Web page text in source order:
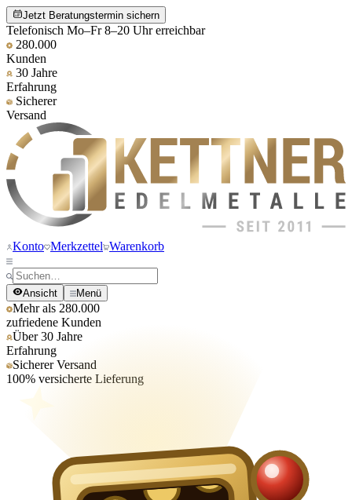
Jetzt Beratungstermin sichern
Telefonisch Mo–Fr 8–20 Uhr erreichbar
280.000
Kunden
30 Jahre
Erfahrung
Sicherer
Versand
Konto Merkzettel Warenkorb
Ansicht Menü
Mehr als 280.000
zufriedene Kunden
Über 30 Jahre
Erfahrung
Sicherer Versand
100% versicherte Lieferung